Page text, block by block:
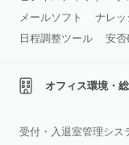
メールソフト
ナレッ
日程調整ツール
安否
オフィス環境・
受付・入退室管理シス